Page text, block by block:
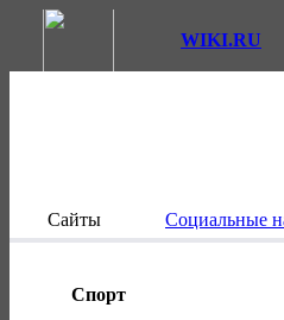
WIKI.RU
Сайты Социальные
Спорт